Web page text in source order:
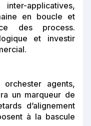
applicatives,
en boucle et
des process.
et investir
agents,
un marqueur de
d’alignement
à la bascule